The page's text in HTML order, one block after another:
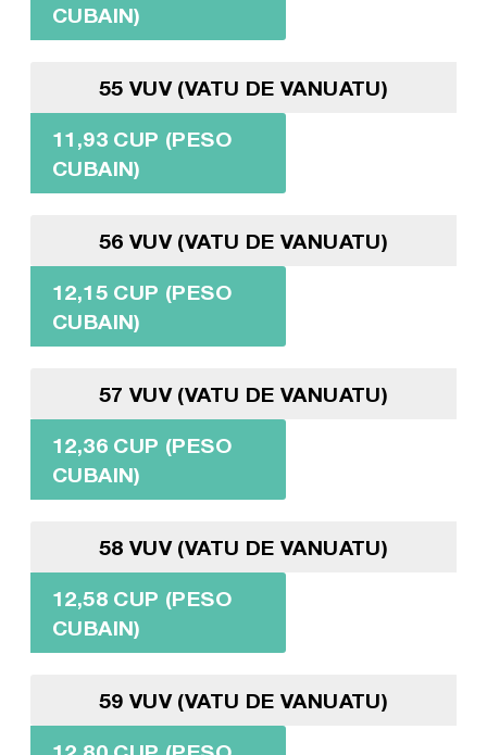
CUBAIN)
55 VUV (VATU DE VANUATU)
11,93 CUP (PESO
CUBAIN)
56 VUV (VATU DE VANUATU)
12,15 CUP (PESO
CUBAIN)
57 VUV (VATU DE VANUATU)
12,36 CUP (PESO
CUBAIN)
58 VUV (VATU DE VANUATU)
12,58 CUP (PESO
CUBAIN)
59 VUV (VATU DE VANUATU)